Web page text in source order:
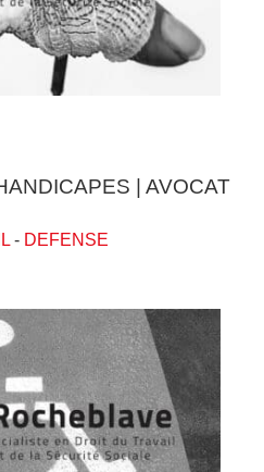
| AVOCAT
- DEFENSE